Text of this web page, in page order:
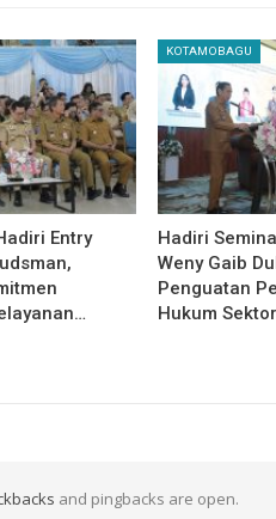
Entry
KOTAMOBAGU
Hadiri
Weny Gaib
Penguatan
Hukum
and pingbacks are open.